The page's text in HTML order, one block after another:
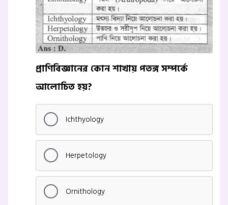
প্রাণিবিজ্ঞানের কোন শাখায় পতঙ্গ সম্পর্কে
আলোচিত হয়?
Ichthyology
Herpetology
Ornithology